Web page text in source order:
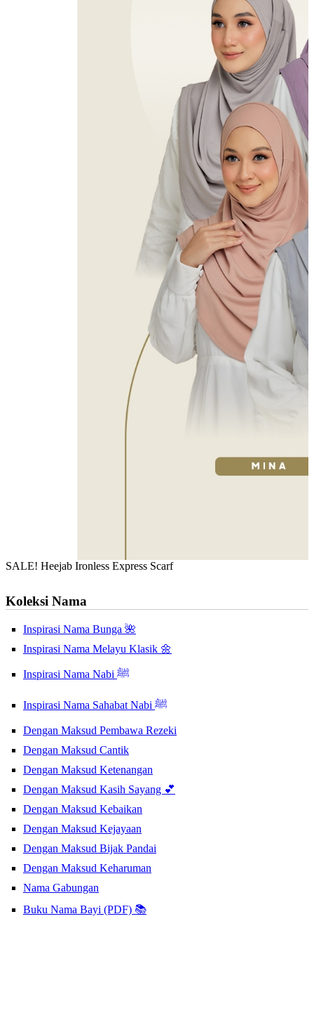
SALE! Heejab Ironless Express Scarf
Koleksi Nama
Inspirasi Nama Bunga 🌺
Inspirasi Nama Melayu Klasik 🌼
Inspirasi Nama Nabi ﷺ
Inspirasi Nama Sahabat Nabi ﷺ
Dengan Maksud Pembawa Rezeki
Dengan Maksud Cantik
Dengan Maksud Ketenangan
Dengan Maksud Kasih Sayang 💕
Dengan Maksud Kebaikan
Dengan Maksud Kejayaan
Dengan Maksud Bijak Pandai
Dengan Maksud Keharuman
Nama Gabungan
Buku Nama Bayi (PDF) 📚